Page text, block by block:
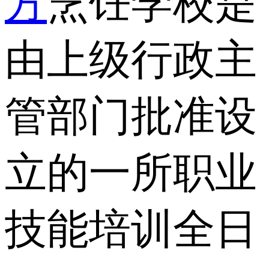
由上级行政主
管部门批准设
立的一所职业
技能培训全日